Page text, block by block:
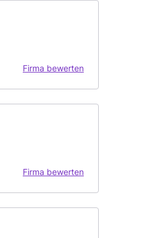
Firma bewerten
Firma bewerten